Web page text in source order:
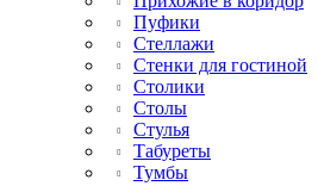
Пуфики
Стеллажи
Стенки для гостиной
Столики
Столы
Стулья
Табуреты
Тумбы